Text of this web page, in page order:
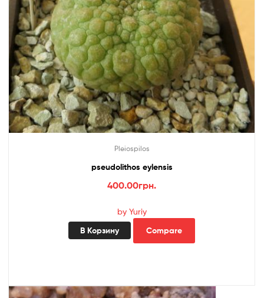
Pleiospilos
pseudolithos eylensis
400.00грн.
by Yuriy
В Корзину Compare